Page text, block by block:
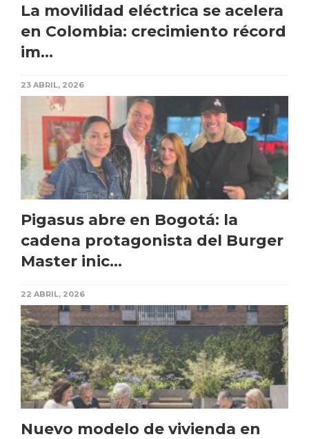
La movilidad eléctrica se acelera
en Colombia: crecimiento récord
im...
23 ABRIL, 2026
Pigasus abre en Bogotá: la
cadena protagonista del Burger
Master inic...
22 ABRIL, 2026
Nuevo modelo de vivienda en